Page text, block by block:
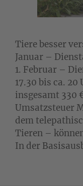
Tiere besser
Januar –
1. Februar –
17.30 bis ca.
insgesamt 330
Umsatzsteuer
dem
Tieren –
In der